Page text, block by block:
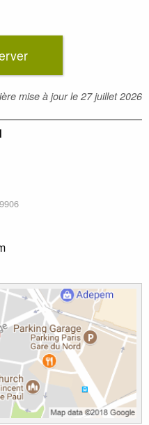
mise à jour le27 juillet 2026